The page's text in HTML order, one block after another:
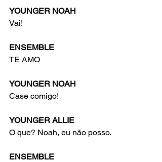
YOUNGER NOAH
Vai!
ENSEMBLE
TE AMO
YOUNGER NOAH
Case comigo!
YOUNGER ALLIE
O que? Noah, eu não posso.
ENSEMBLE